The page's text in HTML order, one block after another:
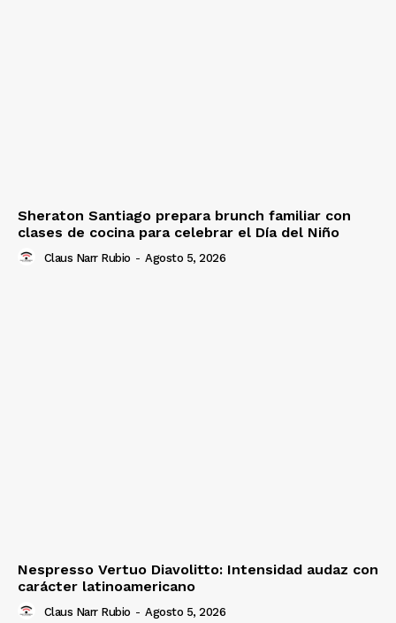
Sheraton Santiago prepara brunch familiar con
clases de cocina para celebrar el Día del Niño
Claus Narr Rubio - Agosto 5, 2026
Nespresso Vertuo Diavolitto: Intensidad audaz con
carácter latinoamericano
Claus Narr Rubio - Agosto 5, 2026